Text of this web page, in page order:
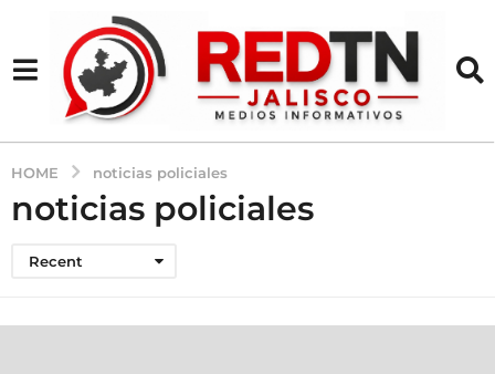
HOME noticias policiales
noticias policiales
Recent